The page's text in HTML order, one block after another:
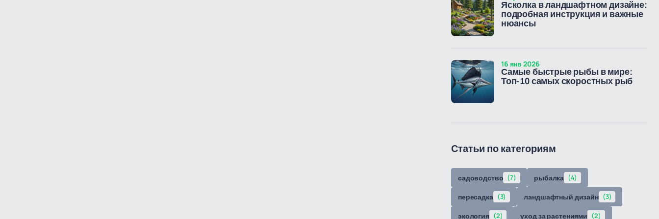
Ясколка в ландшафтном дизайне:
подробная инструкция и важные
нюансы
Самые быстрые рыбы в мире:
Топ-10 самых скоростных рыб
16 янв 2026
Статьи по категориям
садоводство (7) рыбалка (4)
пересадка (3) ландшафтный дизайн (3)
экология (2) уход за растениями (2)